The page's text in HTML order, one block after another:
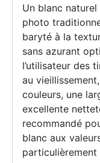
Un blanc
photo
baryté à la
sans azurant
l’utilisateur des
au
couleurs, une
excellente
recommandé
blanc aux
particulièrement